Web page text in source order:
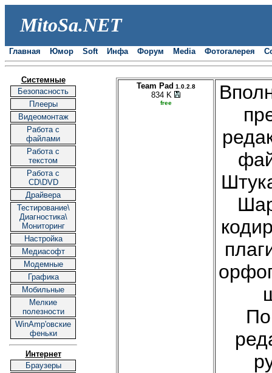
MitoSa.NET
Главная Юмор Soft| | Инфа Форум Media Фотогалерея
Системные
Безопасность
Плееры
Видеомонтаж
Работа с
файлами
Работа с
текстом
Работа с
CD\DVD
Драйвера
Тестирование\
Диагностика\
Мониторинг
Настройка
Медиасофт
Модемные
Графика
Мобильные
Мелкие
полезности
WinAmp'овские
феньки
Интернет
Браузеры
Team Pad 1.0.2.8
834 K
free